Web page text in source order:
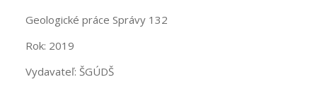
Geologické práce Správy 132
Rok: 2019
Vydavateľ: ŠGÚDŠ